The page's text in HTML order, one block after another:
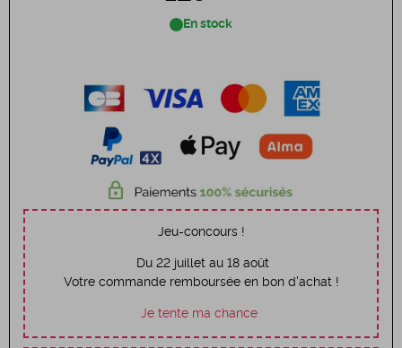
En stock
Jeu-concours !
Du 22 juillet au 18 août
Votre commande remboursée en bon d'achat !
Je tente ma chance